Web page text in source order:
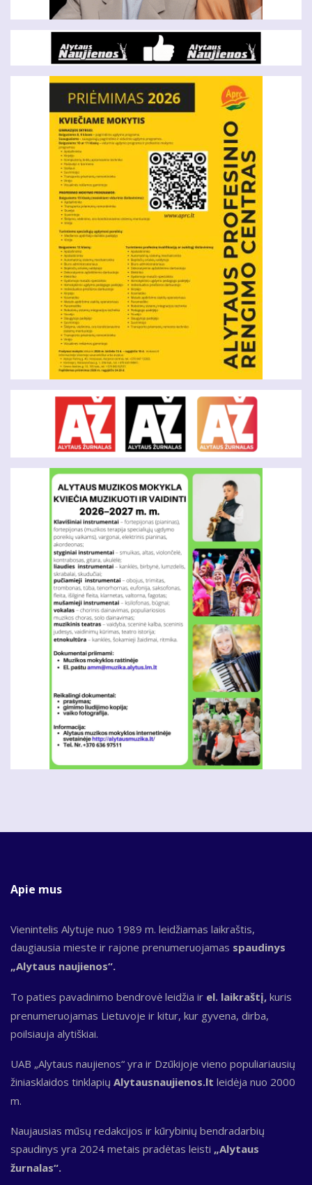
Apie mus
Vienintelis Alytuje nuo 1989 m. leidžiamas laikraštis,
daugiausia mieste ir rajone prenumeruojamas spaudinys
„Alytaus naujienos“.
To paties pavadinimo bendrovė leidžia ir el. laikraštį, kuris
prenumeruojamas Lietuvoje ir kitur, kur gyvena, dirba,
poilsiauja alytiškiai.
UAB „Alytaus naujienos“ yra ir Dzūkijoje vieno populiariausių
žiniasklaidos tinklapių Alytausnaujienos.lt leidėja nuo 2000
m.
Naujausias mūsų redakcijos ir kūrybinių bendradarbių
spaudinys yra 2024 metais pradėtas leisti „Alytaus
žurnalas“.